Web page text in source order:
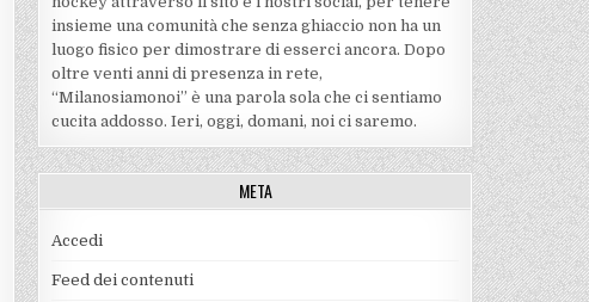
insieme una comunità che senza ghiaccio non ha un
luogo fisico per dimostrare di esserci ancora. Dopo
oltre venti anni di presenza in rete,
“Milanosiamonoi” è una parola sola che ci sentiamo
cucita addosso. Ieri, oggi, domani, noi ci saremo.
META
Accedi
Feed dei contenuti